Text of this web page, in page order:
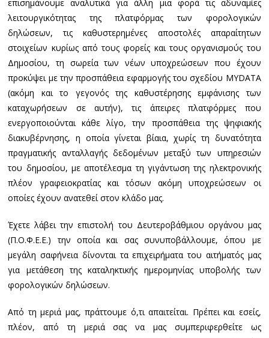
επισημάνουμε αναλυτικά για άλλη μια φορά τις αδυναμίες
λειτουργικότητας της πλατφόρμας των φορολογικών
δηλώσεων, τις καθυστερημένες αποστολές απαραίτητων
στοιχείων κυρίως από τους φορείς και τους οργανισμούς του
Δημοσίου, τη σωρεία των νέων υποχρεώσεων που έχουν
προκύψει με την προσπάθεια εφαρμογής του σχεδίου MYDATA
(ακόμη και το γεγονός της καθυστέρησης εμφάνισης των
καταχωρήσεων σε αυτήν), τις άπειρες πλατφόρμες που
ενεργοποιούνται κάθε λίγο, την προσπάθεια της ψηφιακής
διακυβέρνησης, η οποία γίνεται βίαια, χωρίς τη δυνατότητα
πραγματικής ανταλλαγής δεδομένων μεταξύ των υπηρεσιών
του δημοσίου, με αποτέλεσμα τη γιγάντωση της ηλεκτρονικής
πλέον γραφειοκρατίας και τόσων ακόμη υποχρεώσεων οι
οποίες έχουν ανατεθεί στον κλάδο μας.
Έχετε λάβει την επιστολή του Δευτεροβάθμιου οργάνου μας
(Π.Ο.Φ.Ε.Ε.) την οποία και σας συνυποβάλλουμε, όπου με
μεγάλη σαφήνεια δίνονται τα επιχειρήματα του αιτήματός μας
για μετάθεση της καταληκτικής ημερομηνίας υποβολής των
φορολογικών δηλώσεων.
Από τη μεριά μας, πράττουμε ό,τι απαιτείται. Πρέπει και εσείς,
πλέον, από τη μεριά σας να μας συμπεριφερθείτε ως